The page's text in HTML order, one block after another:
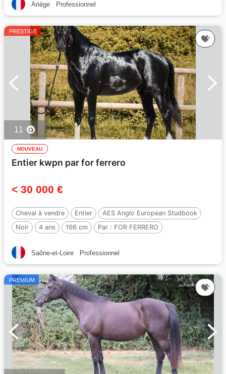
Ariège Professionnel
PRESTIGE
11
NOUVEAU
Entier kwpn par for ferrero
< 30 000 €
Cheval à vendre Entier
AES Anglo European Studbook
Noir
4 ans 166 cm Par : FOR FERRERO
Saône-et-Loire Professionnel
PREMIUM